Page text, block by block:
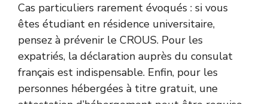
Cas particuliers rarement évoqués : si vous
êtes étudiant en résidence universitaire,
pensez à prévenir le CROUS. Pour les
expatriés, la déclaration auprès du consulat
français est indispensable. Enfin, pour les
personnes hébergées à titre gratuit, une